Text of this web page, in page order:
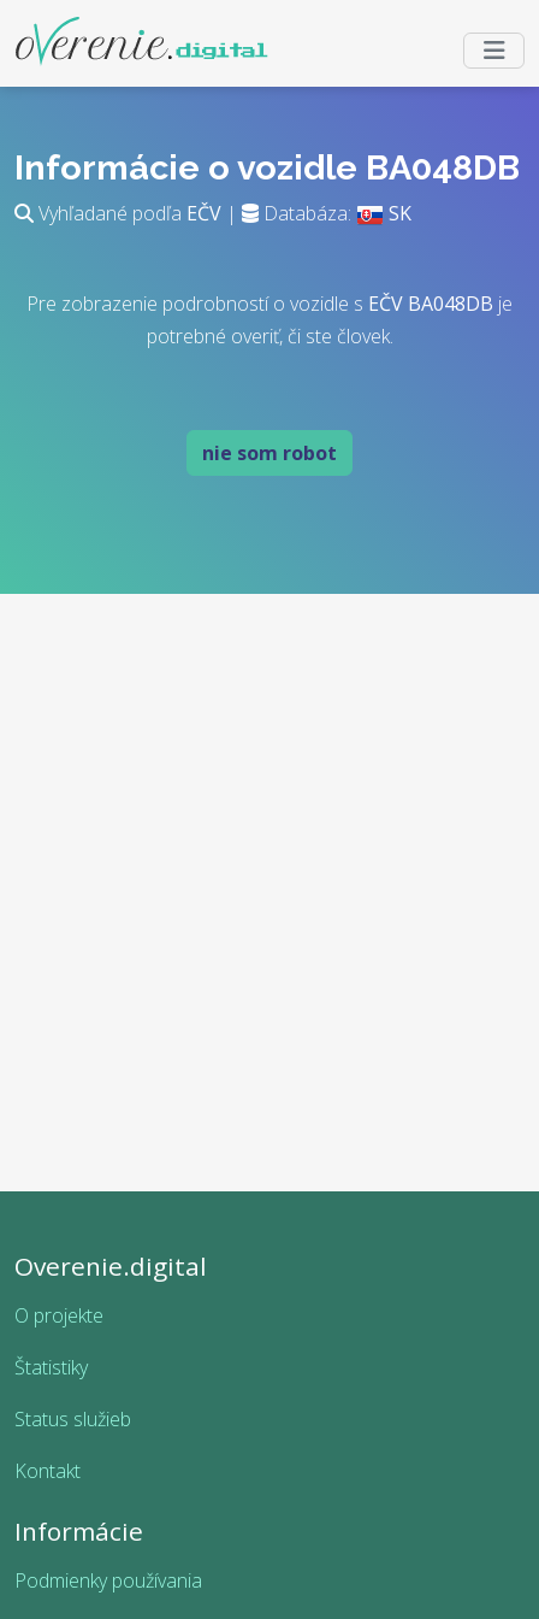
Informácie o vozidle BA048DB
Vyhľadané podľa EČV | Databáza: SK
Pre zobrazenie podrobností o vozidle s EČV BA048DB je
potrebné overiť, či ste človek.
nie som robot
Overenie.digital
O projekte
Štatistiky
Status služieb
Kontakt
Informácie
Podmienky používania